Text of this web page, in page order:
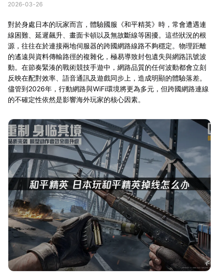
2026-03-26
對於身處日本的玩家而言，體驗國服《和平精英》時，常會遭遇連
線困難、延遲飆升、畫面卡頓以及無故斷線等困擾。這些狀況的根
源，往往在於連接兩地伺服器的跨國網路線路不夠穩定。物理距離
的遙遠與資料傳輸路徑的複雜化，極易導致封包遺失與網路訊號波
動。在節奏緊湊的戰術競技手遊中，網路品質的任何波動都會立刻
反映在配對效率、語音通訊及遊戲同步上，造成明顯的體驗落差。
儘管到2026年，行動網路與WiFi環境將更為多元，但跨國網路連線
的不確定性依然是影響海外玩家的核心因素。